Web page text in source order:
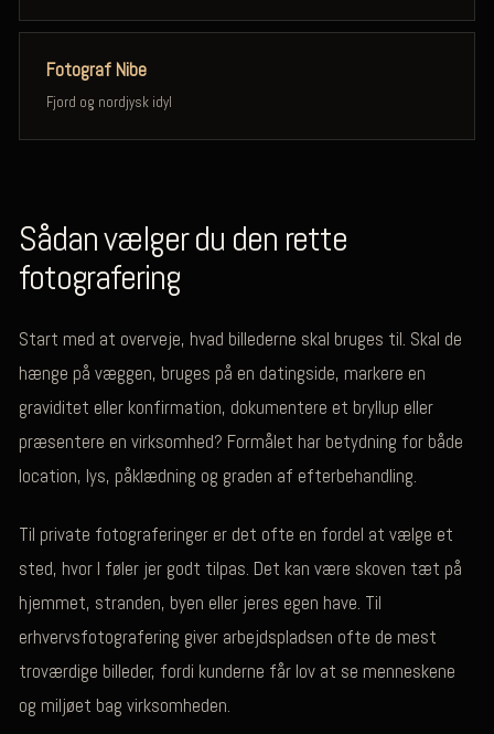
Fotograf Nibe
Fjord og nordjysk idyl
Sådan vælger du den rette
fotografering
Start med at overveje, hvad billederne skal bruges til. Skal de
hænge på væggen, bruges på en datingside, markere en
graviditet eller konfirmation, dokumentere et bryllup eller
præsentere en virksomhed? Formålet har betydning for både
location, lys, påklædning og graden af efterbehandling.
Til private fotograferinger er det ofte en fordel at vælge et
sted, hvor I føler jer godt tilpas. Det kan være skoven tæt på
hjemmet, stranden, byen eller jeres egen have. Til
erhvervsfotografering giver arbejdspladsen ofte de mest
troværdige billeder, fordi kunderne får lov at se menneskene
og miljøet bag virksomheden.